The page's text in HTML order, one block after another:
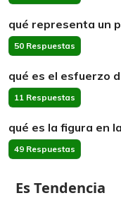
qué representa un
50 Respuestas
qué es el esfuerzo
11 Respuestas
qué es la figura en
49 Respuestas
Es Tendencia